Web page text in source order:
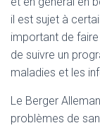
il est sujet à
important de
de suivre un
maladies et les
Le Berger
problèmes de